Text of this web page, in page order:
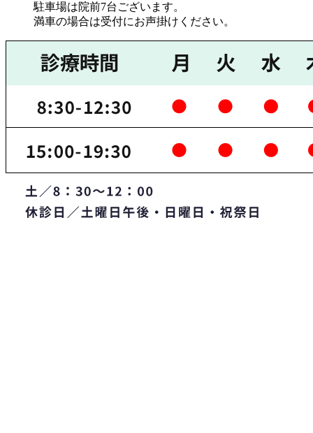
駐車場は院前7台ございます。
満車の場合は受付にお声掛けください。